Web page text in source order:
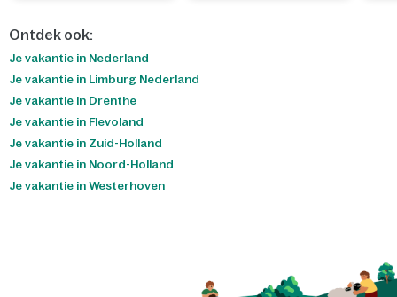
Ontdek ook:
Je vakantie in Nederland
Je vakantie in Limburg Nederland
Je vakantie in Drenthe
Je vakantie in Flevoland
Je vakantie in Zuid-Holland
Je vakantie in Noord-Holland
Je vakantie in Westerhoven